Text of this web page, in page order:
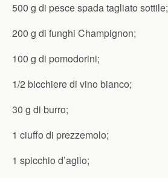
500 g di pesce spada tagliato sottile;
200 g di funghi Champignon;
100 g di pomodorini;
1/2 bicchiere di vino bianco;
30 g di burro;
1 ciuffo di prezzemolo;
1 spicchio d’aglio;